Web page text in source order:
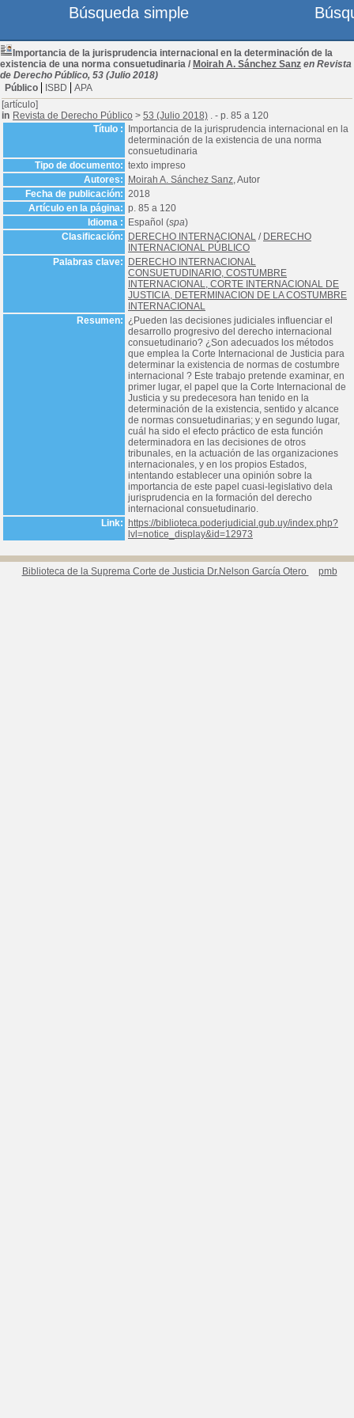
Importancia de la jurisprudencia internacional en la determinación de la
existencia de una norma consuetudinaria / Moirah A. Sánchez Sanz en Revista
de Derecho Público, 53 (Julio 2018)
Público
ISBD
APA
[artículo]
in Revista de Derecho Público > 53 (Julio 2018) . - p. 85 a 120
Título :
Importancia de la jurisprudencia internacional en la
determinación de la existencia de una norma
consuetudinaria
Tipo de documento: texto impreso
Autores:
Moirah A. Sánchez Sanz, Autor
Fecha de publicación: 2018
Artículo en la página: p. 85 a 120
Idioma :
Español (spa)
Clasificación:
DERECHO INTERNACIONAL / DERECHO
INTERNACIONAL PÚBLICO
Palabras clave:
DERECHO INTERNACIONAL
CONSUETUDINARIO, COSTUMBRE
INTERNACIONAL, CORTE INTERNACIONAL DE
JUSTICIA, DETERMINACION DE LA COSTUMBRE
INTERNACIONAL
Resumen: ¿Pueden las decisiones judiciales influenciar el
desarrollo progresivo del derecho internacional
consuetudinario? ¿Son adecuados los métodos
que emplea la Corte Internacional de Justicia para
determinar la existencia de normas de costumbre
internacional ? Este trabajo pretende examinar, en
primer lugar, el papel que la Corte Internacional de
Justicia y su predecesora han tenido en la
determinación de la existencia, sentido y alcance
de normas consuetudinarias; y en segundo lugar,
cuál ha sido el efecto práctico de esta función
determinadora en las decisiones de otros
tribunales, en la actuación de las organizaciones
internacionales, y en los propios Estados,
intentando establecer una opinión sobre la
importancia de este papel cuasi-legislativo dela
jurisprudencia en la formación del derecho
internacional consuetudinario.
Link:
https://biblioteca.poderjudicial.gub.uy/index.php?
lvl=notice_display&id=12973
Biblioteca de la Suprema Corte de Justicia Dr.Nelson García Otero pmb
Búsqueda simple